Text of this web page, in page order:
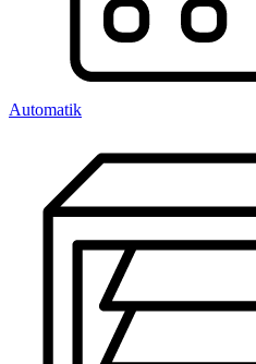
Automatik